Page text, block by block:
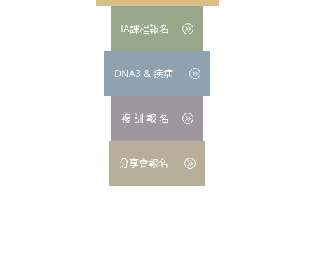
IA課程報名
DNA3 & 疾病
複 訓 報 名
分享會報名